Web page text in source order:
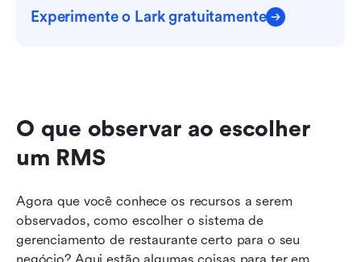
Experimente o Lark gratuitamente
O que observar ao escolher
um RMS
Agora que você conhece os recursos a serem
observados, como escolher o sistema de
gerenciamento de restaurante certo para o seu